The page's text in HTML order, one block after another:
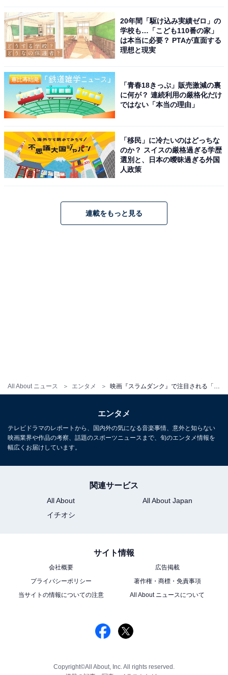
All About ニュース エンタメ 映画『スラムダンク』で注目される「無音演出」。あえて“セリフなし”の無音シーンが重要な作品を厳選
20年間「駆け込み実績ゼロ」の
学校も…「こども110番の家」
は本当に必要？ PTAが直面する
理想と現実
「青春18きっぷ」販売激減の裏
に何が？ 連続利用の厳格化だけ
ではない「本当の理由」
「移民」に冷たいのはどっちな
のか？ スイスの厳格過ぎる学歴
選別と、日本の曖昧過ぎる外国
人政策
連載をもっと見る
エンタメ
テレビドラマのレポートから、国内外の気になる音楽事情、意外と知らない
映画業界や作品の考察、話題のスポーツニュースまで、旬のエンタメ情報を
幅広くお届けしています。
関連サービス
All About
All About Japan
イチオシ
サイト情報
会社概要
広告掲載
プライバシーポリシー
著作権・商標・免責事項
当サイトの情報についての注意
All About ニュースについて
Copyright©All About, Inc. All rights reserved.